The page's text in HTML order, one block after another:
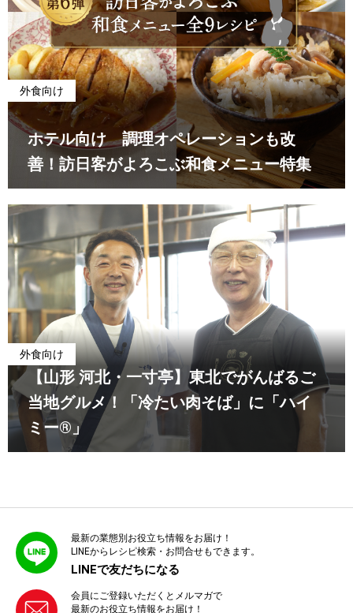
外食向け
ホテル向け 調理オペレーションも改
善！訪日客がよろこぶ和食メニュー特集
外食向け
【山形 河北・一寸亭】東北でがんばるご
当地グルメ！「冷たい肉そば」に「ハイ
ミー®」
最新の業態別お役立ち情報をお届け！
LINEからレシピ検索・お問合せもできます。
LINEで友だちになる
会員にご登録いただくとメルマガで
最新のお役立ち情報をお届け！